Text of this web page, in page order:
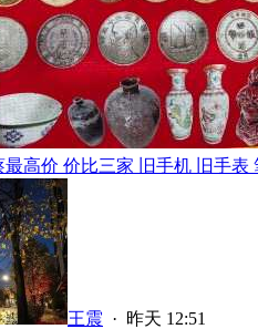
最高价 价比三家 旧手机 旧手表
王震 · 昨天 12:51